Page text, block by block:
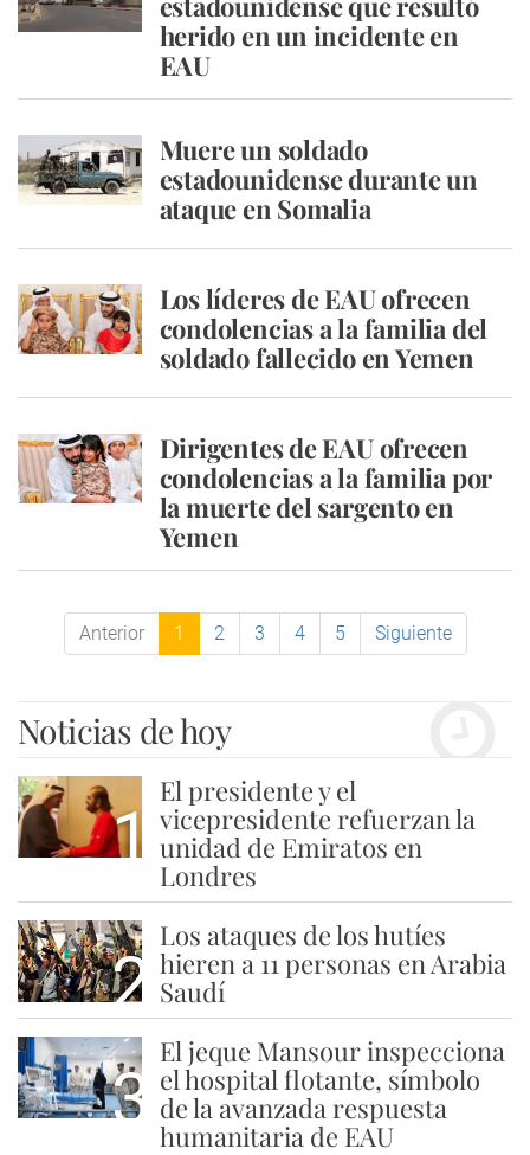
herido en un incidente en
EAU
Muere un soldado
estadounidense durante un
ataque en Somalia
Los líderes de EAU ofrecen
condolencias a la familia del
soldado fallecido en Yemen
Dirigentes de EAU ofrecen
condolencias a la familia por
la muerte del sargento en
Yemen
Anterior 1 2 3 4 5 Siguiente
Noticias de hoy
1
El presidente y el
vicepresidente refuerzan la
unidad de Emiratos en
Londres
2
Los ataques de los hutíes
hieren a 11 personas en Arabia
Saudí
3
El jeque Mansour inspecciona
el hospital flotante, símbolo
de la avanzada respuesta
humanitaria de EAU